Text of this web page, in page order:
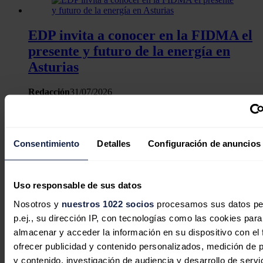
Consentimiento Detalles Configuración de anuncios
Uso responsable de sus datos
Nosotros y nuestros 1022 socios procesamos sus datos
p.ej., su dirección IP, con tecnologías como las cookies para
almacenar y acceder la información en su dispositivo con el
ofrecer publicidad y contenido personalizados, medición de
y contenido, investigación de audiencia y desarrollo de
EDP invita a conocer en la FIDMA el
presente y futuro de la energía en
Asturias
Redacción31/07/2026